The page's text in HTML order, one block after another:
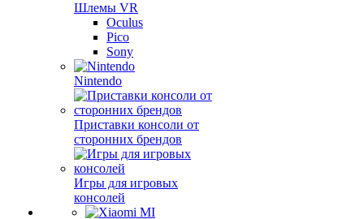
Шлемы VR
Oculus
Pico
Sony
Nintendo
Приставки консоли от
сторонних брендов
Игры для игровых
консолей